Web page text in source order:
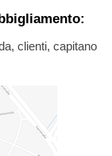
clienti, capitano